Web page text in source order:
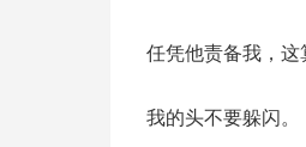
任凭他责备我，这
我的头不要躲闪。